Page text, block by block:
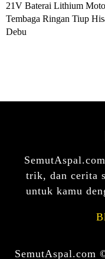
21V Baterai Lithium
Tembaga Ringan Tiup
Debu
trik, dan cerita
untuk kamu
SemutAspal.com